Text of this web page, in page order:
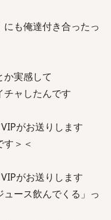
にも俺達付き合ったっ
か実感して
チャしたんです
がお送りします
＞＜
がお送りします
ース飲んでくる」っ